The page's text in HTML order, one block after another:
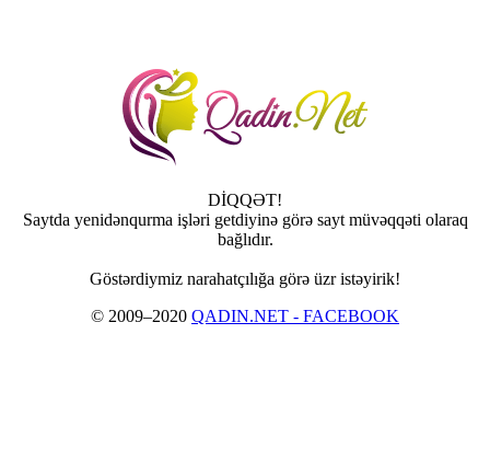
DİQQƏT!
Saytda yenidənqurma işləri getdiyinə görə sayt müvəqqəti olaraq
bağlıdır.
Göstərdiymiz narahatçılığa görə üzr istəyirik!
© 2009–2020 QADIN.NET - FACEBOOK